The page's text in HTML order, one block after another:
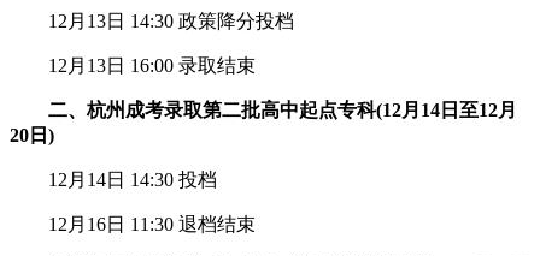
12月13日 14:30 政策降分投档
12月13日 16:00 录取结束
二、杭州成考录取第二批高中起点专科(12月14日至12月
20日)
12月14日 14:30 投档
12月16日 11:30 退档结束